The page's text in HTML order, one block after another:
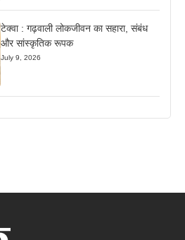
टेक्वा : गढ़वाली लोकजीवन का सहारा, संबंध
और सांस्कृतिक रूपक
July 9, 2026